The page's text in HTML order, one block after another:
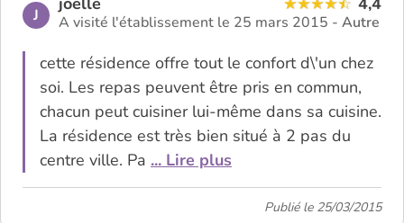
J A visité l'établissement le 25 mars 2015 - Autre
cette résidence offre tout le confort d\'un chez
soi. Les repas peuvent être pris en commun,
chacun peut cuisiner lui-même dans sa cuisine.
La résidence est très bien situé à 2 pas du
centre ville. Pa ... Lire plus
Publié le 25/03/2015